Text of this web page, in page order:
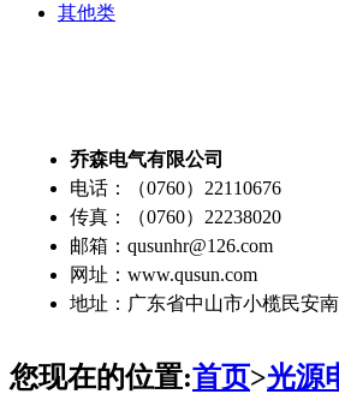
其他类
乔森电气有限公司
电话：（0760）22110676
传真：（0760）22238020
邮箱：qusunhr@126.com
网址：www.qusun.com
地址：广东省中山市小榄民安
您现在的位置:首页>光源